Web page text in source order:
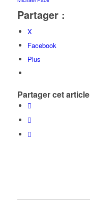
Partager :
X
Facebook
Plus
Partager cet article